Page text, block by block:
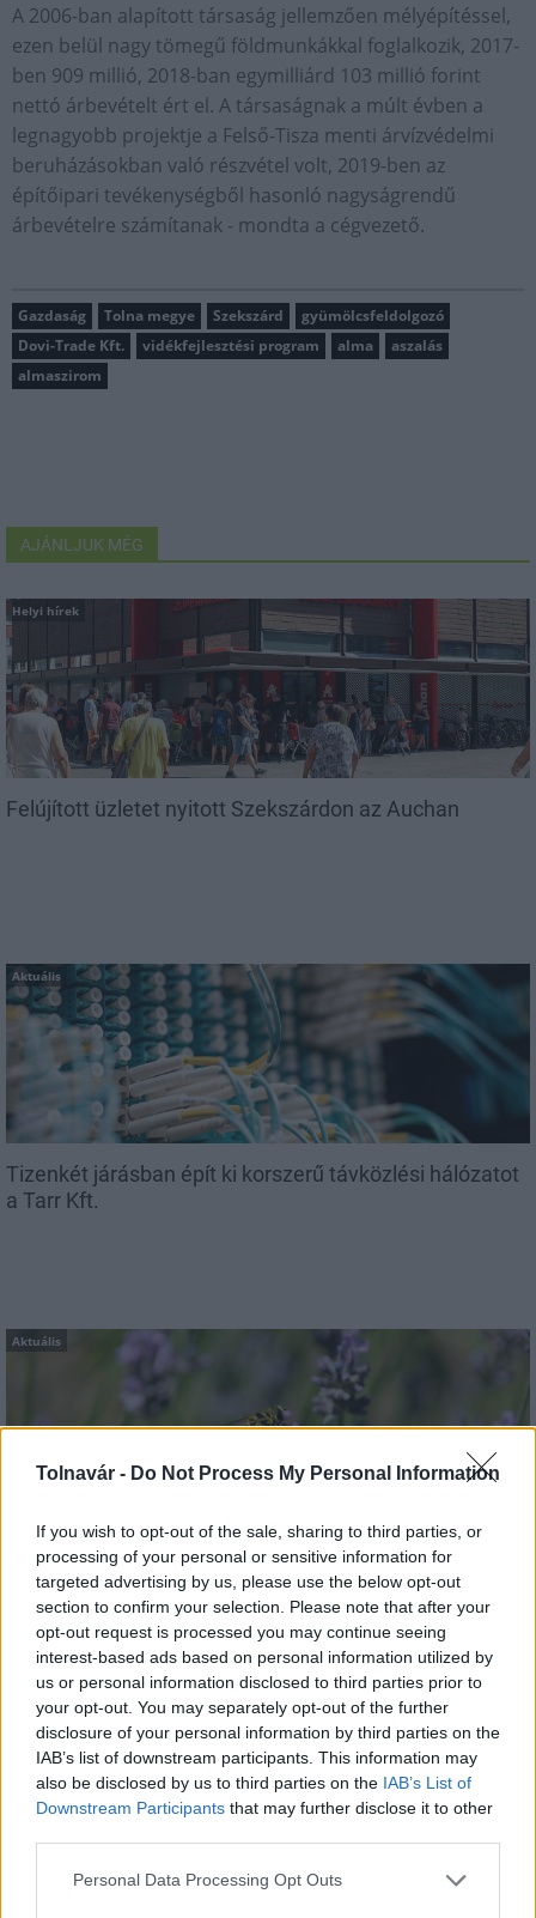
Tolnavár - Do Not Process My Personal Information
If you wish to opt-out of the sale, sharing to third parties, or
processing of your personal or sensitive information for
targeted advertising by us, please use the below opt-out
section to confirm your selection. Please note that after your
opt-out request is processed you may continue seeing
interest-based ads based on personal information utilized by
us or personal information disclosed to third parties prior to
your opt-out. You may separately opt-out of the further
disclosure of your personal information by third parties on the
IAB’s list of downstream participants. This information may
also be disclosed by us to third parties on the IAB’s List of
Downstream Participants that may further disclose it to other
Please note that this website/app uses one or more Google
Personal Data Processing Opt Outs
A 2006-ban alapított társaság jellemzően mélyépítéssel,
ezen belül nagy tömegű földmunkákkal foglalkozik, 2017-
ben 909 millió, 2018-ban egymilliárd 103 millió forint
nettó árbevételt ért el. A társaságnak a múlt évben a
legnagyobb projektje a Felső-Tisza menti árvízvédelmi
beruházásokban való részvétel volt, 2019-ben az
építőipari tevékenységből hasonló nagyságrendű
árbevételre számítanak - mondta a cégvezető.
Gazdaság Tolna megye Szekszárd
gyümölcsfeldolgozó
Dovi-Trade Kft.
vidékfejlesztési program alma
aszalás
almaszirom
AJÁNLJUK MÉG
Helyi hírek
Felújított üzletet nyitott Szekszárdon az Auchan
Aktuális
Tizenkét járásban épít ki korszerű távközlési hálózatot
a Tarr Kft.
Aktuális
Folyamatosan csökkent a levendula termesztési
területe az elmúlt években
MAGYAR ÉPÍTŐK
Aktuális